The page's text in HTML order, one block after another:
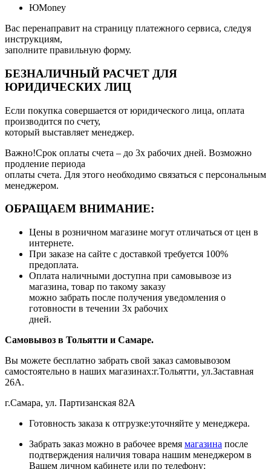
ЮMoney
Вас перенаправит на страницу платежного сервиса, следуя
инструкциям,
заполните правильную форму.
БЕЗНАЛИЧНЫЙ РАСЧЕТ ДЛЯ
ЮРИДИЧЕСКИХ ЛИЦ
Если покупка совершается от юридического лица, оплата
производится по счету,
который выставляет менеджер.
Важно!Срок оплаты счета – до 3х рабочих дней. Возможно
продление периода
оплаты счета. Для этого необходимо связаться с персональным
менеджером.
ОБРАЩАЕМ ВНИМАНИЕ:
Цены в розничном магазине могут отличаться от цен в
интернете.
При заказе на сайте с доставкой требуется 100%
предоплата.
Оплата наличными доступна при самовывозе из
магазина, товар по такому заказу
можно забрать после получения уведомления о
готовности в течении 3х рабочих
дней.
Самовывоз в Тольятти и Самаре.
Вы можете бесплатно забрать свой заказ самовывозом
самостоятельно в наших магазинах:г.Тольятти, ул.Заставная
26А.
г.Самара, ул. Партизанская 82А
Готовность заказа к отгрузке:уточняйте у менеджера.
Забрать заказ можно в рабочее время магазина после
подтверждения наличия товара нашим менеджером в
Вашем личном кабинете или по телефону: